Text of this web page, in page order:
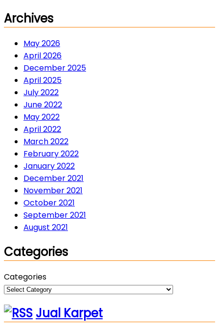
Archives
May 2026
April 2026
December 2025
April 2025
July 2022
June 2022
May 2022
April 2022
March 2022
February 2022
January 2022
December 2021
November 2021
October 2021
September 2021
August 2021
Categories
Categories
Jual Karpet